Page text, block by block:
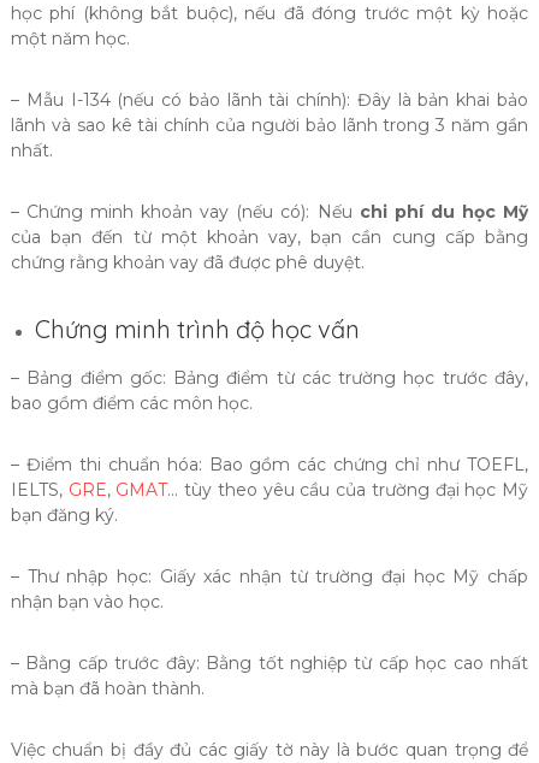
học phí (không bắt buộc), nếu đã đóng trước một kỳ hoặc
một năm học.
– Mẫu I-134 (nếu có bảo lãnh tài chính): Đây là bản khai bảo
lãnh và sao kê tài chính của người bảo lãnh trong 3 năm gần
nhất.
– Chứng minh khoản vay (nếu có): Nếu chi phí du học Mỹ
của bạn đến từ một khoản vay, bạn cần cung cấp bằng
chứng rằng khoản vay đã được phê duyệt.
Chứng minh trình độ học vấn
– Bảng điểm gốc: Bảng điểm từ các trường học trước đây,
bao gồm điểm các môn học.
– Điểm thi chuẩn hóa: Bao gồm các chứng chỉ như TOEFL,
IELTS, GRE, GMAT… tùy theo yêu cầu của trường đại học Mỹ
bạn đăng ký.
– Thư nhập học: Giấy xác nhận từ trường đại học Mỹ chấp
nhận bạn vào học.
– Bằng cấp trước đây: Bằng tốt nghiệp từ cấp học cao nhất
mà bạn đã hoàn thành.
Việc chuẩn bị đầy đủ các giấy tờ này là bước quan trọng để